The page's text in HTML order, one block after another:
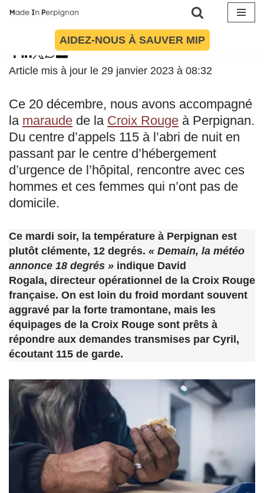
contenu
AIDEZ-NOUS À SAUVER MIP
Article mis à jour le 29 janvier 2023 à 08:32
Ce 20 décembre, nous avons accompagné
la maraude de la Croix Rouge à Perpignan.
Du centre d’appels 115 à l’abri de nuit en
passant par le centre d’hébergement
d’urgence de l’hôpital, rencontre avec ces
hommes et ces femmes qui n’ont pas de
domicile.
Ce mardi soir, la température à Perpignan est
plutôt clémente, 12 degrés. « Demain, la météo
annonce 18 degrés » indique David
Rogala, directeur opérationnel de la Croix Rouge
française. On est loin du froid mordant souvent
aggravé par la forte tramontane, mais les
équipages de la Croix Rouge sont prêts à
répondre aux demandes transmises par Cyril,
écoutant 115 de garde.